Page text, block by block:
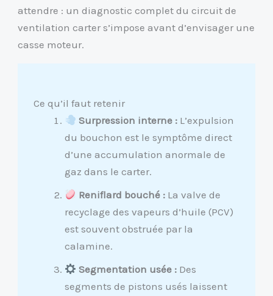
attendre : un diagnostic complet du circuit de
ventilation carter s’impose avant d’envisager une
casse moteur.
Ce qu’il faut retenir
Surpression interne : L’expulsion
du bouchon est le symptôme direct
d’une accumulation anormale de
gaz dans le carter.
Reniflard bouché : La valve de
recyclage des vapeurs d’huile (PCV)
est souvent obstruée par la
calamine.
Segmentation usée : Des
segments de pistons usés laissent